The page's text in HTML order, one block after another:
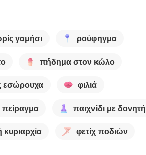
γαμήσι ρούφηγμα
πήδημα στον κώλο
εσώρουχα φιλιά
πείραγμα παιχνίδι με δονητή
κυριαρχία φετίχ ποδιών